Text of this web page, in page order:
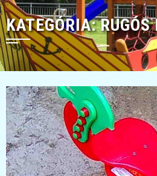
KATEGÓRIA: